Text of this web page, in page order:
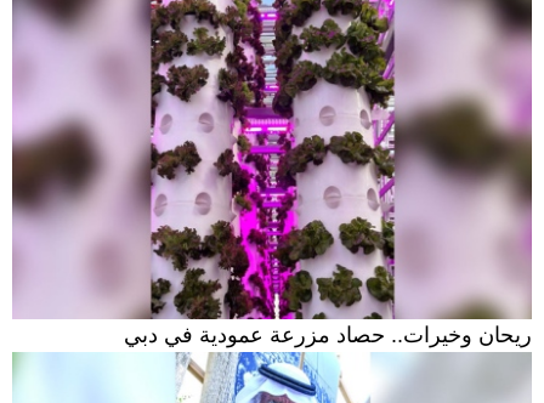
ريحان وخيرات.. حصاد مزرعة عمودية في دبي